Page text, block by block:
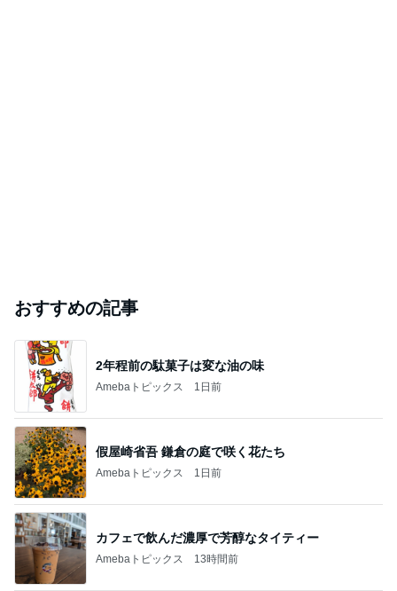
おすすめの記事
2年程前の駄菓子は変な油の味
Amebaトピックス 1日前
假屋崎省吾 鎌倉の庭で咲く花たち
Amebaトピックス 1日前
カフェで飲んだ濃厚で芳醇なタイティー
Amebaトピックス 13時間前